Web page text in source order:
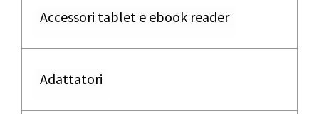
Accessori tablet e ebook reader
Adattatori